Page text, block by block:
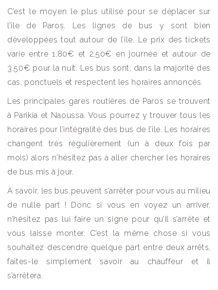
C’est le moyen le plus utilisé pour se déplacer sur
l’île de Paros. Les lignes de bus y sont bien
développées tout autour de l’île. Le prix des tickets
varie entre 1,80€ et 2,50€ en journée et autour de
3,50€ pour la nuit. Les bus sont, dans la majorité des
cas, ponctuels et respectent les horaires annoncés.
Les principales gares routières de Paros se trouvent
à Parikia et Naoussa. Vous pourrez y trouver tous les
horaires pour l’intégralité des bus de l’île. Les horaires
changent très régulièrement (un à deux fois par
mois) alors n’hésitez pas à aller chercher les horaires
de bus mis à jour.
À savoir, les bus peuvent s’arrêter pour vous au milieu
de nulle part ! Donc si vous en voyez un arriver,
n’hésitez pas lui faire un signe pour qu’il s’arrête et
vous laisse monter. C’est la même chose si vous
souhaitez descendre quelque part entre deux arrêts,
faites-le simplement savoir au chauffeur et il
s’arrêtera.